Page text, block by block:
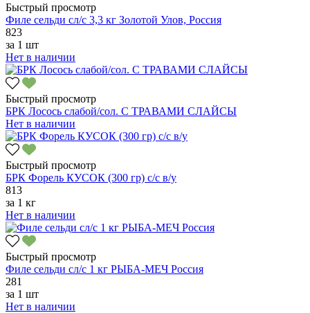
Быстрый просмотр
Филе сельди сл/с 3,3 кг Золотой Улов, Россия
823
за 1 шт
Нет в наличии
Быстрый просмотр
БРК Лосось слабой/сол. С ТРАВАМИ СЛАЙСЫ
Нет в наличии
Быстрый просмотр
БРК Форель КУСОК (300 гр) с/с в/у
813
за 1 кг
Нет в наличии
Быстрый просмотр
Филе сельди сл/с 1 кг РЫБА-МЕЧ Россия
281
за 1 шт
Нет в наличии